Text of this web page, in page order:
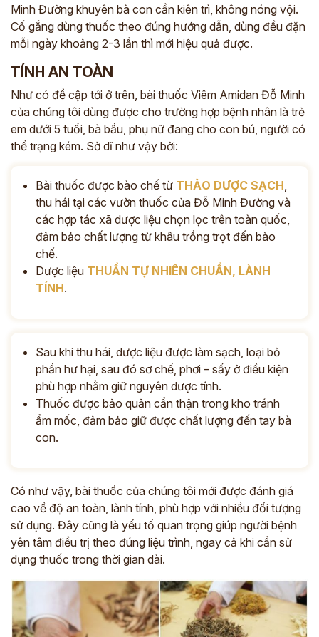
Minh Đường khuyên bà con cần kiên trì, không nóng vội.
Cố gắng dùng thuốc theo đúng hướng dẫn, dùng đều đặn
mỗi ngày khoảng 2-3 lần thì mới hiệu quả được.
TÍNH AN TOÀN
Như có đề cập tới ở trên, bài thuốc Viêm Amidan Đỗ Minh
của chúng tôi dùng được cho trường hợp bệnh nhân là trẻ
em dưới 5 tuổi, bà bầu, phụ nữ đang cho con bú, người có
thể trạng kém. Sở dĩ như vậy bởi:
Bài thuốc được bào chế từ THẢO DƯỢC SẠCH
thu hái tại các vườn thuốc của Đỗ Minh Đường và
các hợp tác xã dược liệu chọn lọc trên toàn quốc,
đảm bảo chất lượng từ khâu trồng trọt đến bào
chế.
Dược liệu THUẦN TỰ NHIÊN CHUẨN, LÀNH
TÍNH.
Sau khi thu hái, dược liệu được làm sạch, loại bỏ
phần hư hại, sau đó sơ chế, phơi – sấy ở điều kiện
phù hợp nhằm giữ nguyên dược tính.
Thuốc được bảo quản cẩn thận trong kho tránh
ẩm mốc, đảm bảo giữ được chất lượng đến tay bà
con.
Có như vậy, bài thuốc của chúng tôi mới được đánh giá
cao về độ an toàn, lành tính, phù hợp với nhiều đối tượng
sử dụng. Đây cũng là yếu tố quan trọng giúp người bệnh
yên tâm điều trị theo đúng liệu trình, ngay cả khi cần sử
dụng thuốc trong thời gian dài.